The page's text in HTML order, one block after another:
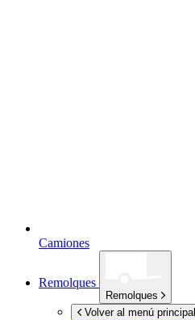
Camiones
Remolques
Remolques
Volver al menú principal